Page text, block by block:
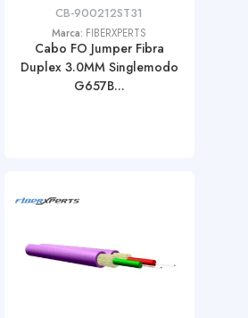
CB-900212ST31
Marca: FIBERXPERTS
Cabo FO Jumper Fibra
Duplex 3.0MM Singlemodo
G657B...